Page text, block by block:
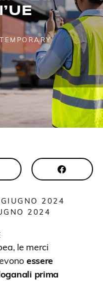
TEMPORARY
2024
2024
le merci
essere
prima